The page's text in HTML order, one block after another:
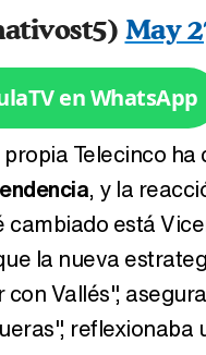
May
en WhatsApp
Telecinco
, y la
cambiado está
la nueva
Vallés",
reflexionaba